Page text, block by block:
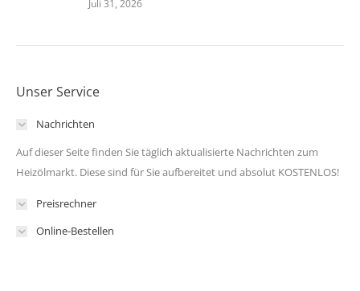
Juli 31, 2026
Unser Service
Nachrichten
Auf dieser Seite finden Sie täglich aktualisierte Nachrichten zum
Heizölmarkt. Diese sind für Sie aufbereitet und absolut KOSTENLOS!
Preisrechner
Online-Bestellen